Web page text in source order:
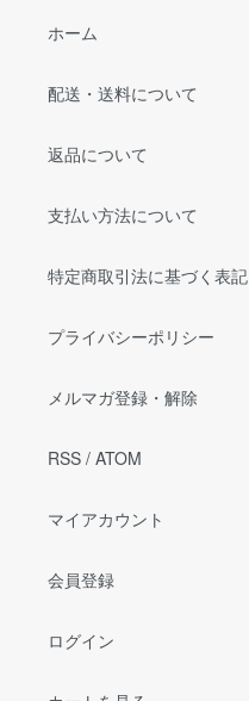
ホーム
配送・送料について
返品について
支払い方法について
特定商取引法に基づく表記
プライバシーポリシー
メルマガ登録・解除
RSS / ATOM
マイアカウント
会員登録
ログイン